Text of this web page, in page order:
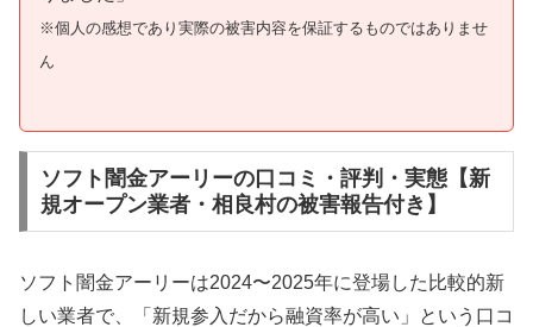
※個人の感想であり実際の被害内容を保証するものではありませ
ん
ソフト闇金アーリーの口コミ・評判・実態【新
規オープン業者・相良村の被害報告付き】
ソフト闇金アーリーは2024〜2025年に登場した比較的新
しい業者で、「新規参入だから融資率が高い」という口コ